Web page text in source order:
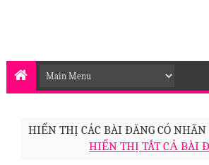
HIỂN THỊ CÁC BÀI ĐĂNG CÓ NHÃN
HIỂN THỊ TẤT CẢ BÀI